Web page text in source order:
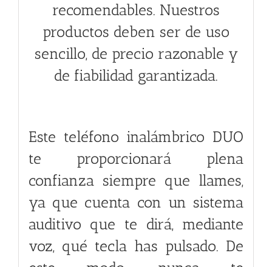
recomendables. Nuestros
productos deben ser de uso
sencillo, de precio razonable y
de fiabilidad garantizada.
Este teléfono inalámbrico DUO
te proporcionará plena
confianza siempre que llames,
ya que cuenta con un sistema
auditivo que te dirá, mediante
voz, qué tecla has pulsado. De